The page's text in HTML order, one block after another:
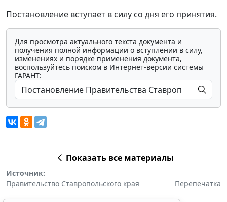
Постановление вступает в силу со дня его принятия.
Для просмотра актуального текста документа и
получения полной информации о вступлении в силу,
изменениях и порядке применения документа,
воспользуйтесь поиском в Интернет-версии системы
ГАРАНТ:
Показать все материалы
Источник:
Правительство Ставропольского края
Перепечатка